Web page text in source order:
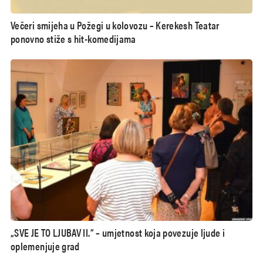
Večeri smijeha u Požegi u kolovozu – Kerekesh Teatar
ponovno stiže s hit-komedijama
„SVE JE TO LJUBAV II.“ – umjetnost koja povezuje ljude i
oplemenjuje grad